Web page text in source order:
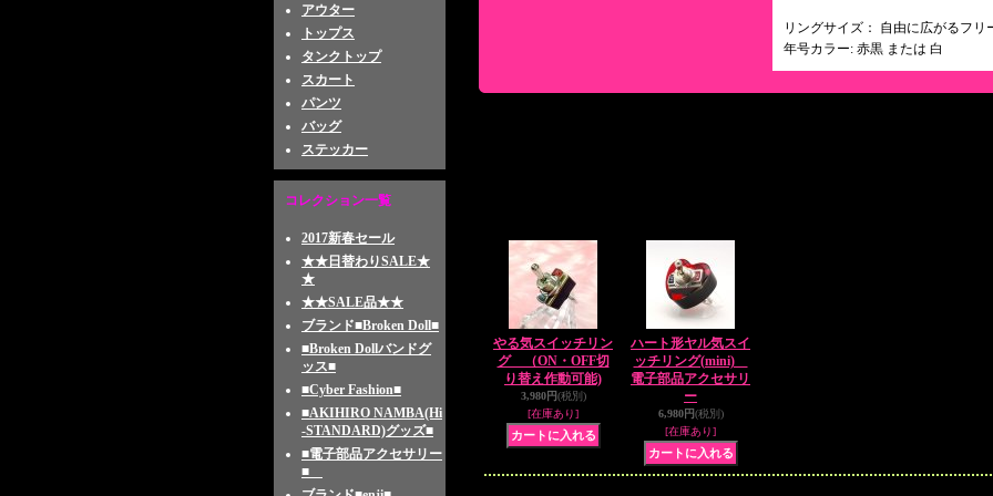
アウター
トップス
タンクトップ
スカート
パンツ
バッグ
ステッカー
コレクション一覧
2017新春セール
★★日替わりSALE★
★
★★SALE品★★
ブランド■Broken Doll■
■Broken Dollバンドグ
ッス■
■Cyber Fashion■
■AKIHIRO NAMBA(Hi
-STANDARD)グッズ■
■電子部品アクセサリー
■
リングサイズ： 自由に広がるフリ
年号カラー: 赤黒 または 白
やる気スイッチリン
グ （ON・OFF切
り替え作動可能)
3,980円(税別)
[在庫あり]
ハート形ヤル気スイ
ッチリング(mini)
電子部品アクセサリ
ー
6,980円(税別)
[在庫あり]